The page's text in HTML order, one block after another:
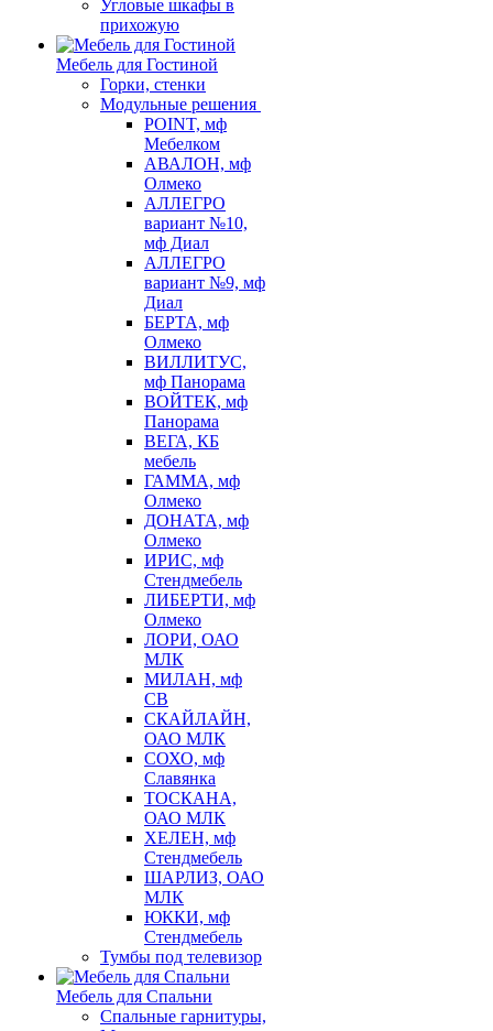
Угловые шкафы в
прихожую
Мебель для Гостиной
Горки, стенки
Модульные решения
POINT, мф
Мебелком
АВАЛОН, мф
Олмеко
АЛЛЕГРО
вариант №10,
мф Диал
АЛЛЕГРО
вариант №9, мф
Диал
БЕРТА, мф
Олмеко
ВИЛЛИТУС,
мф Панорама
ВОЙТЕК, мф
Панорама
ВЕГА, КБ
мебель
ГАММА, мф
Олмеко
ДОНАТА, мф
Олмеко
ИРИС, мф
Стендмебель
ЛИБЕРТИ, мф
Олмеко
ЛОРИ, ОАО
МЛК
МИЛАН, мф
СВ
СКАЙЛАЙН,
ОАО МЛК
СОХО, мф
Славянка
ТОСКАНА,
ОАО МЛК
ХЕЛЕН, мф
Стендмебель
ШАРЛИЗ, ОАО
МЛК
ЮККИ, мф
Стендмебель
Тумбы под телевизор
Мебель для Спальни
Спальные гарнитуры,